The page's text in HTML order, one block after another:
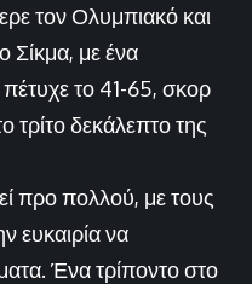
τον Ολυμπιακό και
με ένα
το 41-65, σκορ
τρίτο δεκάλεπτο της
προ πολλού, με τους
ευκαιρία να
Ένα τρίποντο στο